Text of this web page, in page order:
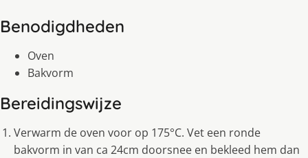
Benodigdheden
Oven
Bakvorm
Bereidingswijze
Verwarm de oven voor op 175°C. Vet een ronde
bakvorm in van ca 24cm doorsnee en bekleed hem dan